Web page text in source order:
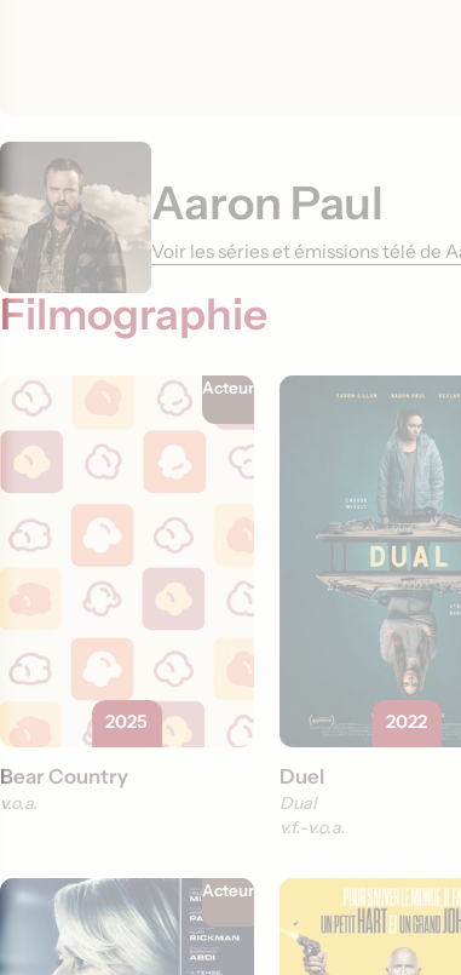
Aaron Paul
Voir les séries et émissions télé de
Filmographie
Acteur
2025
Bear Country
v.o.a.
2022
Duel
Dual
v.f. v.o.a.
Acteur